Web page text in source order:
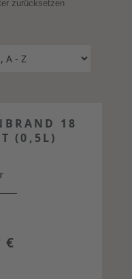
zurücksetzen
18
(0,5L)
€